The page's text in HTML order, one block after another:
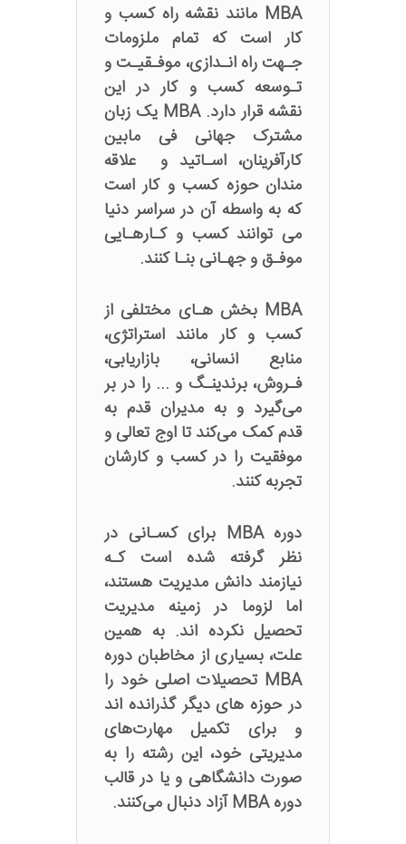
MBA مانند نقشه راه کسب و
کار است که تمام ملزومات
جـهت راه انـدازی، موفـقیـت و
تـوسعه کسب و کار در این
نقشه قرار دارد. MBA یک زبان
مشترک جهانی فی مابین
کارآفرینان، اسـاتید و علاقه
مندان حوزه کسب و کار است
که به واسطه آن در سراسر دنیا
می توانند کسب و کـارهـایی
موفـق و جهـانی بنـا کنند.
MBA بخش هـای مختلفی از
کسب و کار مانند استراتژی،
منابع انسانی، بازاریابی،
فـروش، برندینـگ و ... را در بر
می‌گیرد و به مدیران قدم به
قدم کمک می‌کند تا اوج تعالی و
موفقیت را در کسب و کارشان
تجربه کنند.
دوره MBA برای کسـانی در
نظر گرفته شده است کـه
نیازمند دانش مدیریت هستند،
اما لزوما در زمینه مدیریت
تحصیل نکرده اند. به همین
علت، بسیاری از مخاطبان دوره
MBA تحصیلات اصلی خود را
در حوزه های دیگر گذرانده اند
و برای تکمیل مهارت‌های
مدیریتی خود، این رشته را به
صورت دانشگاهی و یا در قالب
دوره MBA آزاد دنبال می‌کنند.